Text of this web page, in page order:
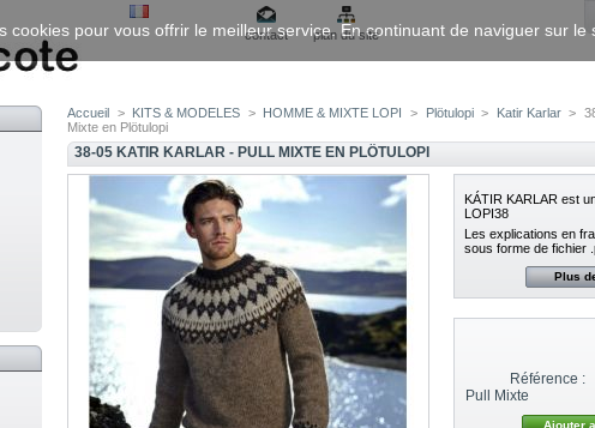
contact
plan du site
Accueil > KITS & MODELES > HOMME & MIXTE LOPI > Plötulopi > Katir Karlar >
Mixte en Plötulopi
38-05 KATIR KARLAR - PULL MIXTE EN PLÖTULOPI
KÁTIR KARLAR est
LOPI38
Les explications en
sous forme de fichier
Plus
Référence :
Pull Mixte
cookies pour vous offrir le meilleur service. En continuant de naviguer sur